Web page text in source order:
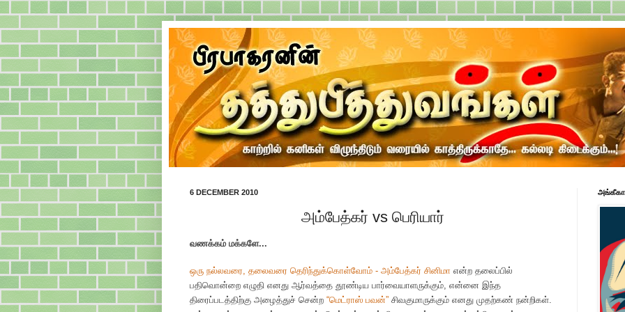
6 DECEMBER 2010
அம்பேத்கர் vs பெரியார்
வணக்கம் மக்களே...
ஒரு நல்லவரை, தலைவரை தெரிந்துக்கொள்வோம் - அம்பேத்கர் சினிமா என்ற தலைப்பில்
பதிவொன்றை எழுதி எனது ஆர்வத்தை தூண்டிய பார்வையாளருக்கும், என்னை இந்த
திரைப்படத்திற்கு அழைத்துச் சென்ற “மெட்ராஸ் பவன்” சிவகுமாருக்கும் எனது முதற்கண் நன்றிகள்.